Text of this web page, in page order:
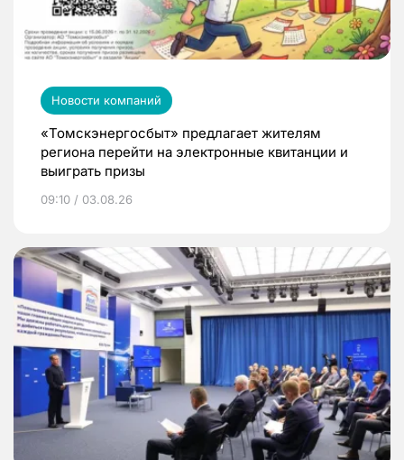
Новости компаний
«Томскэнергосбыт» предлагает жителям
региона перейти на электронные квитанции и
выиграть призы
09:10 / 03.08.26